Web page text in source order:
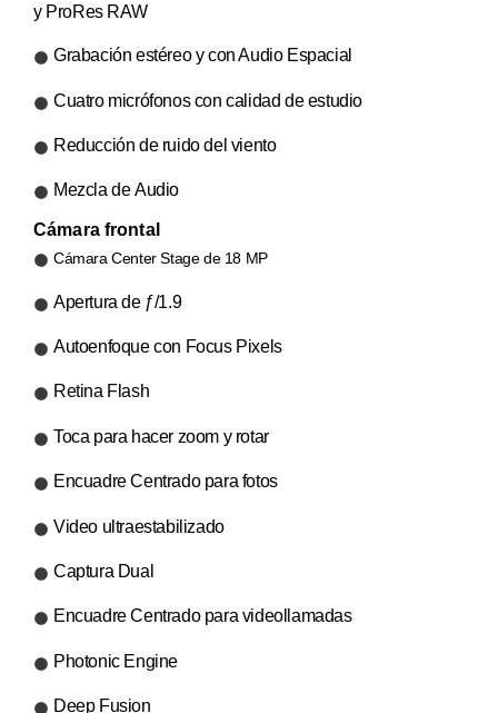
y ProRes RAW
Grabación estéreo y con Audio Espacial
Cuatro micrófonos con calidad de estudio
Reducción de ruido del viento
Mezcla de Audio
Cámara frontal
Cámara Center Stage de 18 MP
Apertura de ƒ/1.9
Autoenfoque con Focus Pixels
Retina Flash
Toca para hacer zoom y rotar
Encuadre Centrado para fotos
Video ultraestabilizado
Captura Dual
Encuadre Centrado para videollamadas
Photonic Engine
Deep Fusion